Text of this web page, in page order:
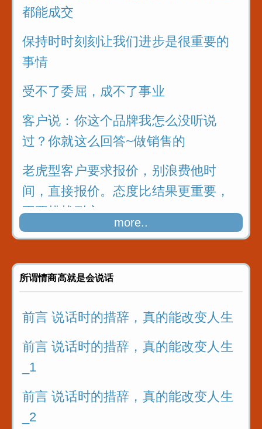
都能成交
保持时时刻刻让我们进步是很重要的
事情
受不了委屈，成不了事业
客户说：你这个品牌我怎么没听说
过？你就这么回答~做销售的
老虎型客户要求报价，别浪费他时
间，直接报价。态度比结果更重要，
不要挑战耐心
涨价的逻辑是什么？正确的方法很重
要
more..
所谓情商高就是会说话
前言 说话时的措辞，真的能改变人生
前言 说话时的措辞，真的能改变人生
_1
前言 说话时的措辞，真的能改变人生
_2